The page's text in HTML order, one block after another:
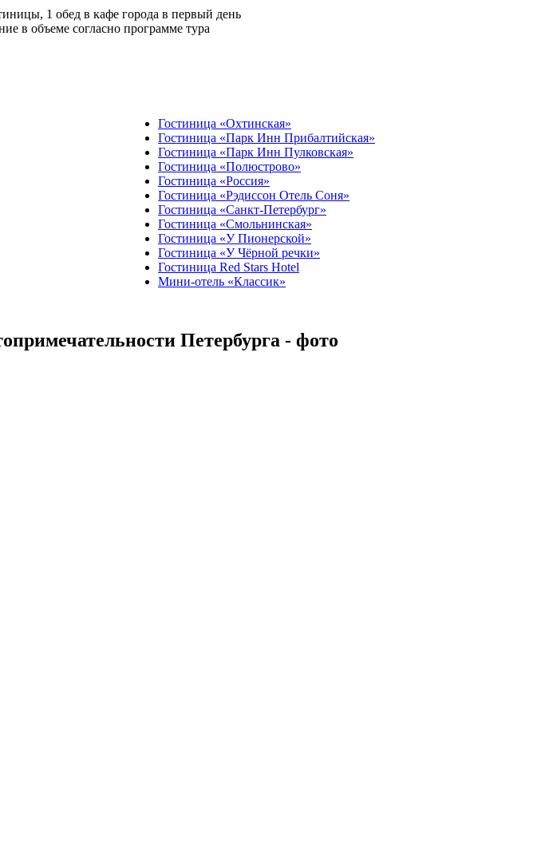
1 обед в кафе города в первый день
в объеме согласно программе тура
Гостиница «Охтинская»
Гостиница «Парк Инн Прибалтийская»
Гостиница «Парк Инн Пулковская»
Гостиница «Полюстрово»
Гостиница «Россия»
Гостиница «Рэдиссон Отель Соня»
Гостиница «Санкт-Петербург»
Гостиница «Смольнинская»
Гостиница «У Пионерской»
Гостиница «У Чёрной речки»
Гостиница Red Stars Hotel
Мини-отель «Классик»
Петербурга - фото